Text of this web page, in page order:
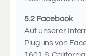
5.2 Facebook
Auf unserer
Plug-ins von